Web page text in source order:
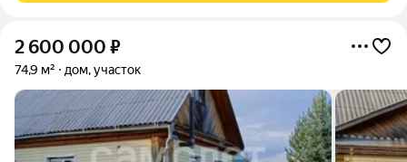
2 600 000 ₽
74,9 м² дом, участок